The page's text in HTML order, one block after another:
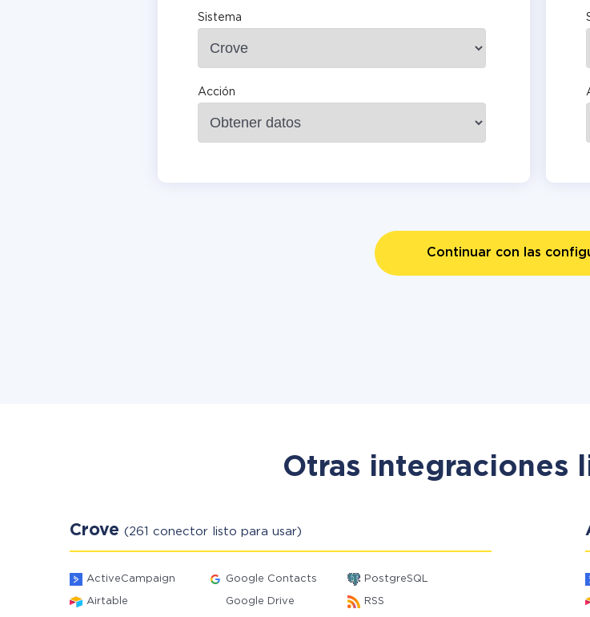
Sistema
Acción
Continuar con las
Otras integraciones
Crove (261 conector listo para usar)
ActiveCampaign Google Contacts PostgreSQL
Airtable Google Drive RSS